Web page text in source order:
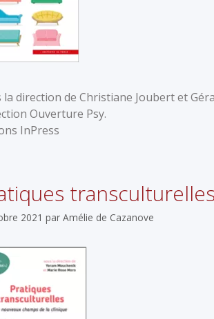
la direction de Christiane Joubert et
Ouverture Psy.
InPress
2021 par Amélie de Cazanove